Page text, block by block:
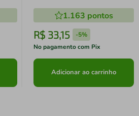
1.163 pontos
R$ 33,15 -5%
No pagamento com Pix
Adicionar ao carrinho